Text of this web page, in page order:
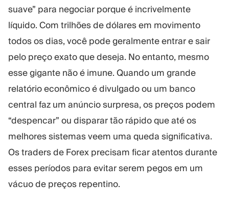
suave” para negociar porque é incrivelmente
líquido. Com trilhões de dólares em movimento
todos os dias, você pode geralmente entrar e sair
pelo preço exato que deseja. No entanto, mesmo
esse gigante não é imune. Quando um grande
relatório econômico é divulgado ou um banco
central faz um anúncio surpresa, os preços podem
“despencar” ou disparar tão rápido que até os
melhores sistemas veem uma queda significativa.
Os traders de Forex precisam ficar atentos durante
esses períodos para evitar serem pegos em um
vácuo de preços repentino.